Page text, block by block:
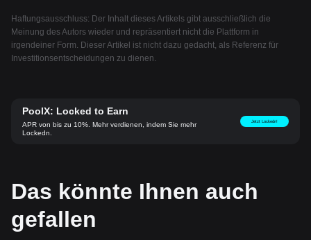
Haftungsausschluss: Der Inhalt dieses Artikels gibt ausschließlich die
Meinung des Autors wieder und repräsentiert nicht die Plattform in
irgendeiner Form. Dieser Artikel ist nicht dazu gedacht, als Referenz für
Investitionsentscheidungen zu dienen.
PoolX: Locked to Earn
APR von bis zu 10%. Mehr verdienen, indem Sie mehr
Lockedn.
Jetzt Lockedn!
Das könnte Ihnen auch
gefallen